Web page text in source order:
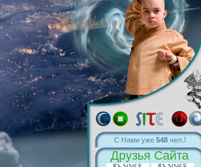
С Нами уже 548чел.!
Друзья Сайта